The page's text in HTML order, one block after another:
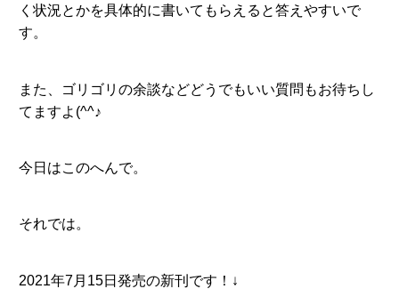
く状況とかを具体的に書いてもらえると答えやすいで
す。
また、ゴリゴリの余談などどうでもいい質問もお待ちし
てますよ(^^♪
今日はこのへんで。
それでは。
2021年7月15日発売の新刊です！↓